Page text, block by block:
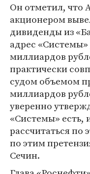
Он отметил, что
акционером
дивиденды из
адрес
миллиардов
практически
судом объемом
миллиардов
уверенно
«Системы» есть,
рассчитаться
по этим
Сечин.